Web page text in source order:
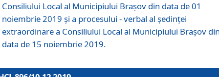
Consiliului Local al Municipiului Brașov din data de 01
noiembrie 2019 și a procesului - verbal al ședinței
extraordinare a Consiliului Local al Municipiului Brașov
data de 15 noiembrie 2019.